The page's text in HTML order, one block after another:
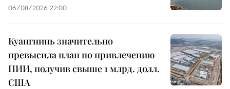
06/08/2026 22:00
Куангнинь значительно
превысила план по привлечению
ПИИ, получив свыше 1 млрд. долл.
США